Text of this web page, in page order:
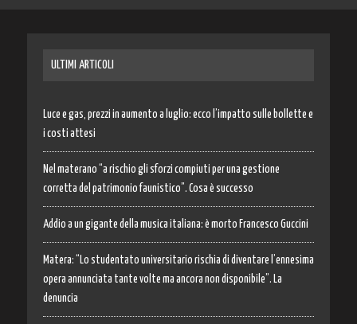
ULTIMI ARTICOLI
Luce e gas, prezzi in aumento a luglio: ecco l’impatto sulle bollette e
i costi attesi
Nel materano “a rischio gli sforzi compiuti per una gestione
corretta del patrimonio faunistico”. Cosa è successo
Addio a un gigante della musica italiana: è morto Francesco Guccini
Matera: “Lo studentato universitario rischia di diventare l’ennesima
opera annunciata tante volte ma ancora non disponibile”. La
denuncia